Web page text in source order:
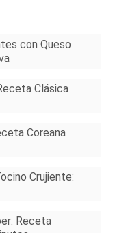
con Queso
Clásica
Coreana
Crujiente:
Receta